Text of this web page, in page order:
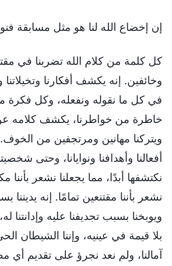
إن إخضاع الله لنا هو مثل مسابقة
كل كلمة من كلام الله تضربنا في
وخائفين. إنه يكشف أفكارنا
في كل ما نقوله ونفعله، وكل فكرة
خاطرة من خواطرنا، يكشف كلامه عن
ويتركنا مهانين ومرتجفين من
أفعالنا وأهدافنا ونوايانا، وحتى
نكتشفها أبدًا، مما يجعلنا نشعر بأننا
نشعر بأننا مقتنعين تمامًا. إنه يديننا
ويوبخنا بسبب تجديفنا عليه وإدانتنا
بلا قيمة في عينيه، وإننا الشيطان
آمالنا، ولم نعد نجرؤ على تقديم أي